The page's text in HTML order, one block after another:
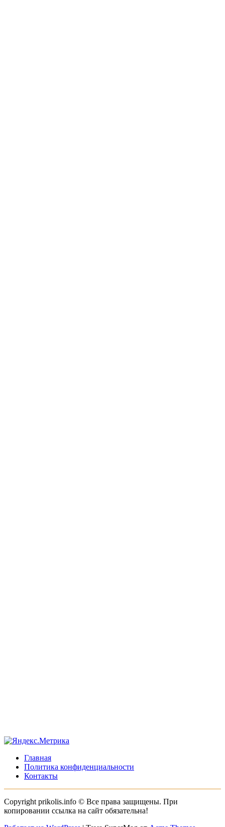
Главная
Политика конфиденциальности
Контакты
Copyright prikolis.info © Все права защищены. При
копировании ссылка на сайт обязательна!